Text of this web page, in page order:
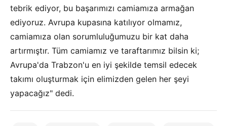
tebrik ediyor, bu başarımızı camiamıza armağan
ediyoruz. Avrupa kupasına katılıyor olmamız,
camiamıza olan sorumluluğumuzu bir kat daha
artırmıştır. Tüm camiamız ve taraftarımız bilsin ki;
Avrupa'da Trabzon'u en iyi şekilde temsil edecek
takımı oluşturmak için elimizden gelen her şeyi
yapacağız" dedi.